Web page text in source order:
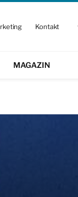
Kontakt
MAGAZIN